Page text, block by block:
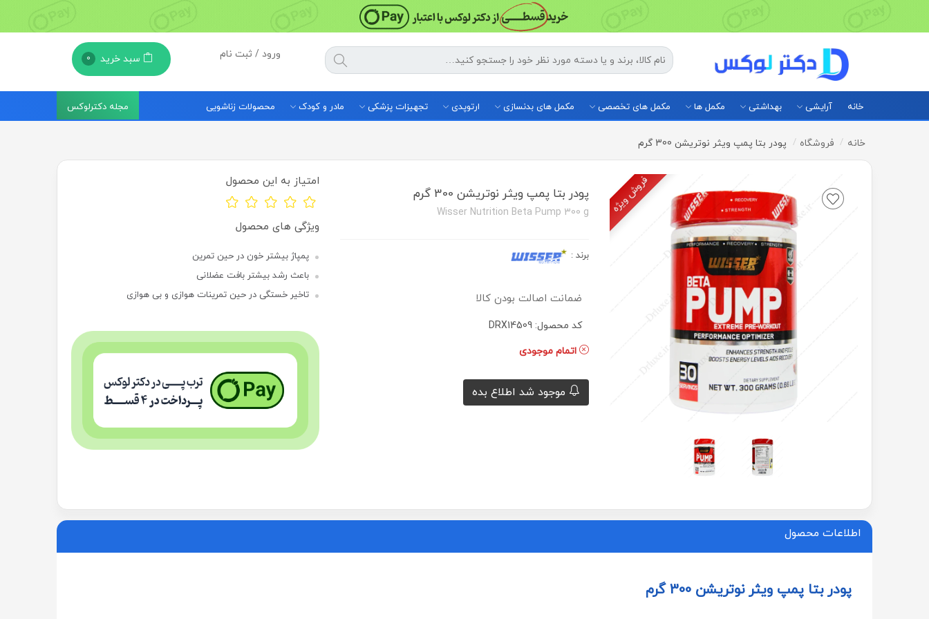
ورود / ثبت نام سبد خرید 0
خانه آرایشی بهداشتی مکمل ها مکمل های تخصصی مکمل های بدنسازی ارتوپدی تجهیزات پزشکی مادر و کودک محصولات زناشویی مجله دکترلوکس
خانه فروشگاه پودر بتا پمپ ویثر نوتریشن 300 گرم
فروش ویژه پودر بتا پمپ ویثر نوتریشن 300 گرم
Wisser Nutrition Beta Pump 300 g
برند :
ضمانت اصالت بودن کالا
کد محصول: DRX14509
اتمام موجودی
موجود شد اطلاع بده
امتیاز به این محصول
ویژگی های محصول
پمپاژ بیشتر خون در حین تمرین
باعث رشد بیشتر بافت عضلانی
تاخیر خستگی در حین تمرینات هوازی و بی هوازی
اطلاعات محصول
پودر بتا پمپ ویثر نوتریشن 300 گرم